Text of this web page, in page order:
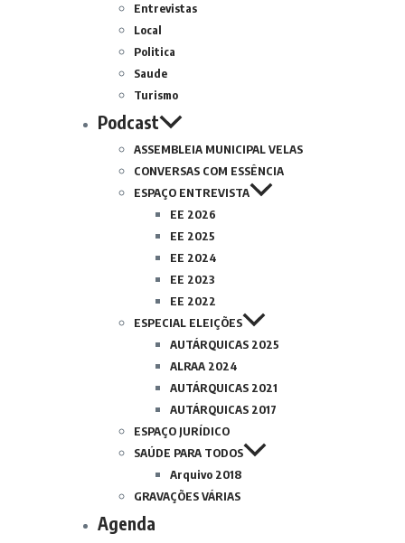
Entrevistas
Local
Politica
Saude
Turismo
Podcast
ASSEMBLEIA MUNICIPAL VELAS
CONVERSAS COM ESSÊNCIA
ESPAÇO ENTREVISTA
EE 2026
EE 2025
EE 2024
EE 2023
EE 2022
ESPECIAL ELEIÇÕES
AUTÁRQUICAS 2025
ALRAA 2024
AUTÁRQUICAS 2021
AUTÁRQUICAS 2017
ESPAÇO JURÍDICO
SAÚDE PARA TODOS
Arquivo 2018
GRAVAÇÕES VÁRIAS
Agenda